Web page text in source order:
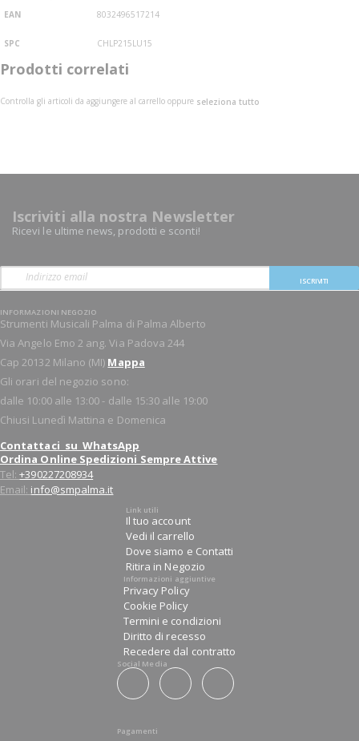
EAN
8032496517214
SPC CHLP215LU15
Prodotti correlati
Controlla gli articoli da aggiungere al carrello oppure seleziona tutto
Iscriviti alla nostra Newsletter
Ricevi le ultime news, prodotti e sconti!
ISCRIVITI
INFORMAZIONI NEGOZIO
Strumenti Musicali Palma di Palma Alberto
Via Angelo Emo 2 ang. Via Padova 244
Cap 20132 Milano (MI) Mappa
Gli orari del negozio sono:
dalle 10:00 alle 13:00 - dalle 15:30 alle 19:00
Chiusi Lunedì Mattina e Domenica
Contattaci su WhatsApp
Ordina Online Spedizioni Sempre Attive
Tel:+390227208934
Email: info@smpalma.it
Link utili
Il tuo account
Vedi il carrello
Dove siamo e Contatti
Ritira in Negozio
Informazioni aggiuntive
Privacy Policy
Cookie Policy
Termini e condizioni
Diritto di recesso
Recedere dal contratto
Social Media
Pagamenti